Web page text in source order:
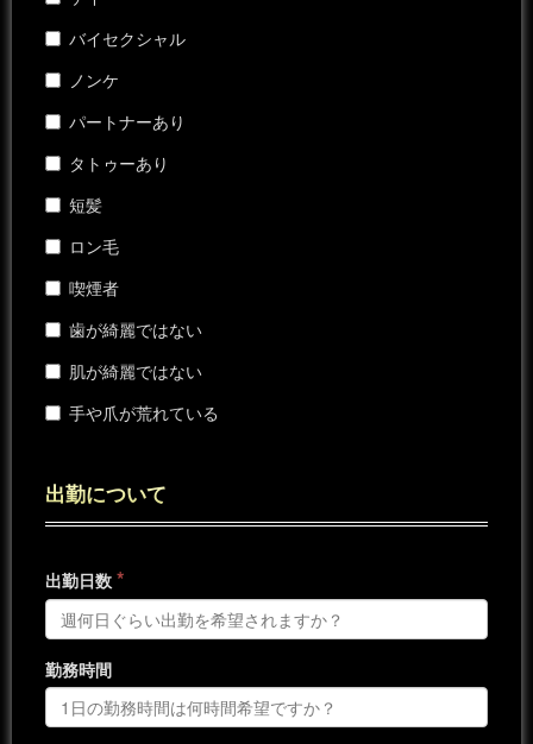
バイセクシャル
ノンケ
パートナーあり
タトゥーあり
短髪
ロン毛
喫煙者
歯が綺麗ではない
肌が綺麗ではない
手や爪が荒れている
出勤について
出勤日数 *
勤務時間